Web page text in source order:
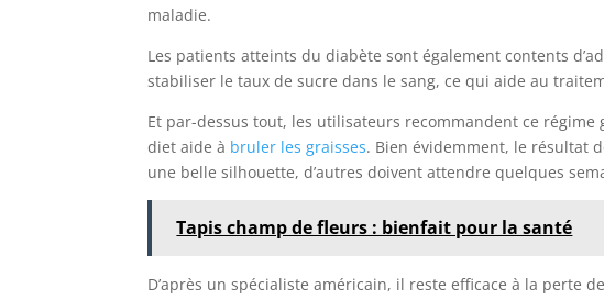
maladie.
Les patients atteints du diabète sont également contents
stabiliser le taux de sucre dans le sang, ce qui aide au
Et par-dessus tout, les utilisateurs recommandent ce
diet aide à bruler les graisses. Bien évidemment, le résultat
une belle silhouette, d’autres doivent attendre quelques
Tapis champ de fleurs : bienfait pour la santé
D’après un spécialiste américain, il reste efficace à la perte